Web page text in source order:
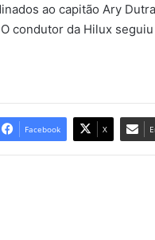
ao capitão Ary
condutor da Hilux
Facebook X